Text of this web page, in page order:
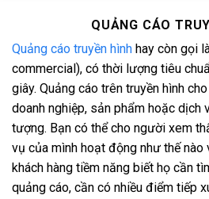
QUẢNG CÁO
Quảng cáo truyền hình hay còn gọi
commercial), có thời lượng tiêu
giây. Quảng cáo trên truyền hình
doanh nghiệp, sản phẩm hoặc dịch
tượng. Bạn có thể cho người xem
vụ của mình hoạt động như thế
khách hàng tiềm năng biết họ cần
quảng cáo, cần có nhiều điểm tiếp